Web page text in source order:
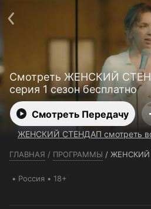
Смотреть ЖЕНСКИЙ
серия 1 сезон бесплатно
Смотреть Передачу
ЖЕНСКИЙ СТЕНДАП смотреть
ГЛАВНАЯ / ПРОГРАММЫ /
Россия 18+
Пользовательское соглашение
Политика конфиденциальности